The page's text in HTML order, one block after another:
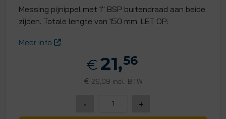
Messing pijnippel met 1" BSP buitendraad aan beide
zijden. Totale lengte van 150 mm. LET OP:
Meer info
€ 21,56
€ 26,09 incl. BTW
- +